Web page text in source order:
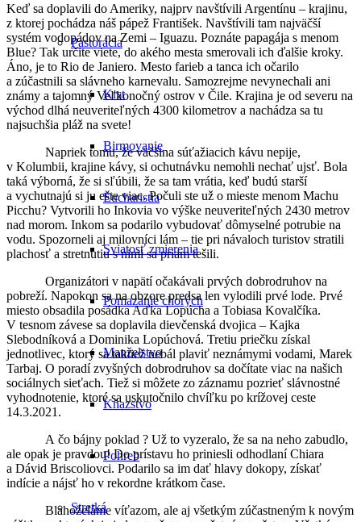
Pastorácia
Krst
Birmovanie
Eucharistia
Sviatosť zmierenia
Pomazanie chorých
Manželstvo
Kňazstvo
Pohreb
Stretká
Keď sa doplavili do Ameriky, najprv navštívili Argentínu – krajinu,
z ktorej pochádza náš pápež František. Navštívili tam najväčší
systém vodopádov na Zemi – Iguazu. Poznáte papagája s menom
Blue? Tak určite viete, do akého mesta smerovali ich ďalšie kroky.
Áno, je to Rio de Janiero. Mesto farieb a tanca ich očarilo
a zúčastnili sa slávneho karnevalu. Samozrejme nevynechali ani
známy a tajomný Veľkonočný ostrov v Čile. Krajina je od severu na
východ dlhá neuveriteľných 4300 kilometrov a nachádza sa tu
najsuchšia pláž na svete!
Napriek tomu, že väčšina súťažiacich kávu nepije,
v Kolumbii, krajine kávy, si ochutnávku nemohli nechať ujsť. Bola
taká výborná, že si sľúbili, že sa tam vrátia, keď budú starší
a vychutnajú si ju ešte viac. Počuli ste už o mieste menom Machu
Picchu? Vytvorili ho Inkovia vo výške neuveriteľných 2430 metrov
nad morom. Inkom sa podarilo vybudovať dômyselné potrubie na
vodu. Spozorneli aj milovníci lám – tie pri návaloch turistov stratili
plachosť a stretnutiu s nimi sa priam tešili.
Organizátori v napätí očakávali prvých dobrodruhov na
pobreží. Napokon sa na obzore predsa len vylodili prvé lode. Prvé
miesto obsadila posádka Aďka Lopúcha a Tobiasa Kovalčíka.
V tesnom závese sa doplavila dievčenská dvojica – Kajka
Slebodníková a Dominika Lopúchová. Tretiu priečku získal
jednotlivec, ktorý sa taktiež nebál plaviť neznámymi vodami, Marek
Tarbaj. O poradí zvyšných dobrodruhov sa dočítate viac na našich
sociálnych sieťach. Tiež si môžete zo záznamu pozrieť slávnostné
vyhodnotenie, ktoré sa uskutočnilo chvíľku po krížovej ceste
14.3.2021.
A čo bájny poklad ? Už to vyzeralo, že sa na neho zabudlo,
ale opak je pravdou! Do prístavu ho priniesli odhodlaní Chiara
a Dávid Briscoliovci. Podarilo sa im dať hlavy dokopy, získať
indície a nájsť ho v rekordne krátkom čase.
Blahoželáme víťazom, ale aj všetkým zúčastneným k novým